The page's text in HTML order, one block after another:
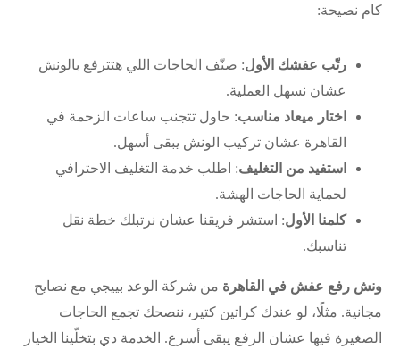
كام نصيحة:
رتّب عفشك الأول: صنّف الحاجات اللي هتترفع بالونش
عشان نسهل العملية.
اختار ميعاد مناسب: حاول تتجنب ساعات الزحمة في
القاهرة عشان تركيب الونش يبقى أسهل.
استفيد من التغليف: اطلب خدمة التغليف الاحترافي
لحماية الحاجات الهشة.
كلمنا الأول: استشر فريقنا عشان نرتبلك خطة نقل
تناسبك.
ونش رفع عفش في القاهرة من شركة الوعد بييجي مع نصايح
مجانية. مثلًا، لو عندك كراتين كتير، ننصحك تجمع الحاجات
الصغيرة فيها عشان الرفع يبقى أسرع. الخدمة دي بتخلّينا الخيار